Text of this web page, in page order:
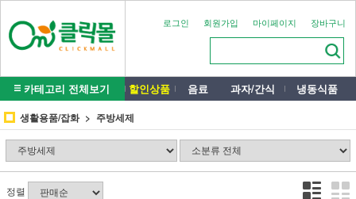
로그인 회원가입 마이페이지 장바구니
카테고리 전체보기 할인상품 음료 과자/간식 냉동식품
생활용품/잡화 주방세제
정렬